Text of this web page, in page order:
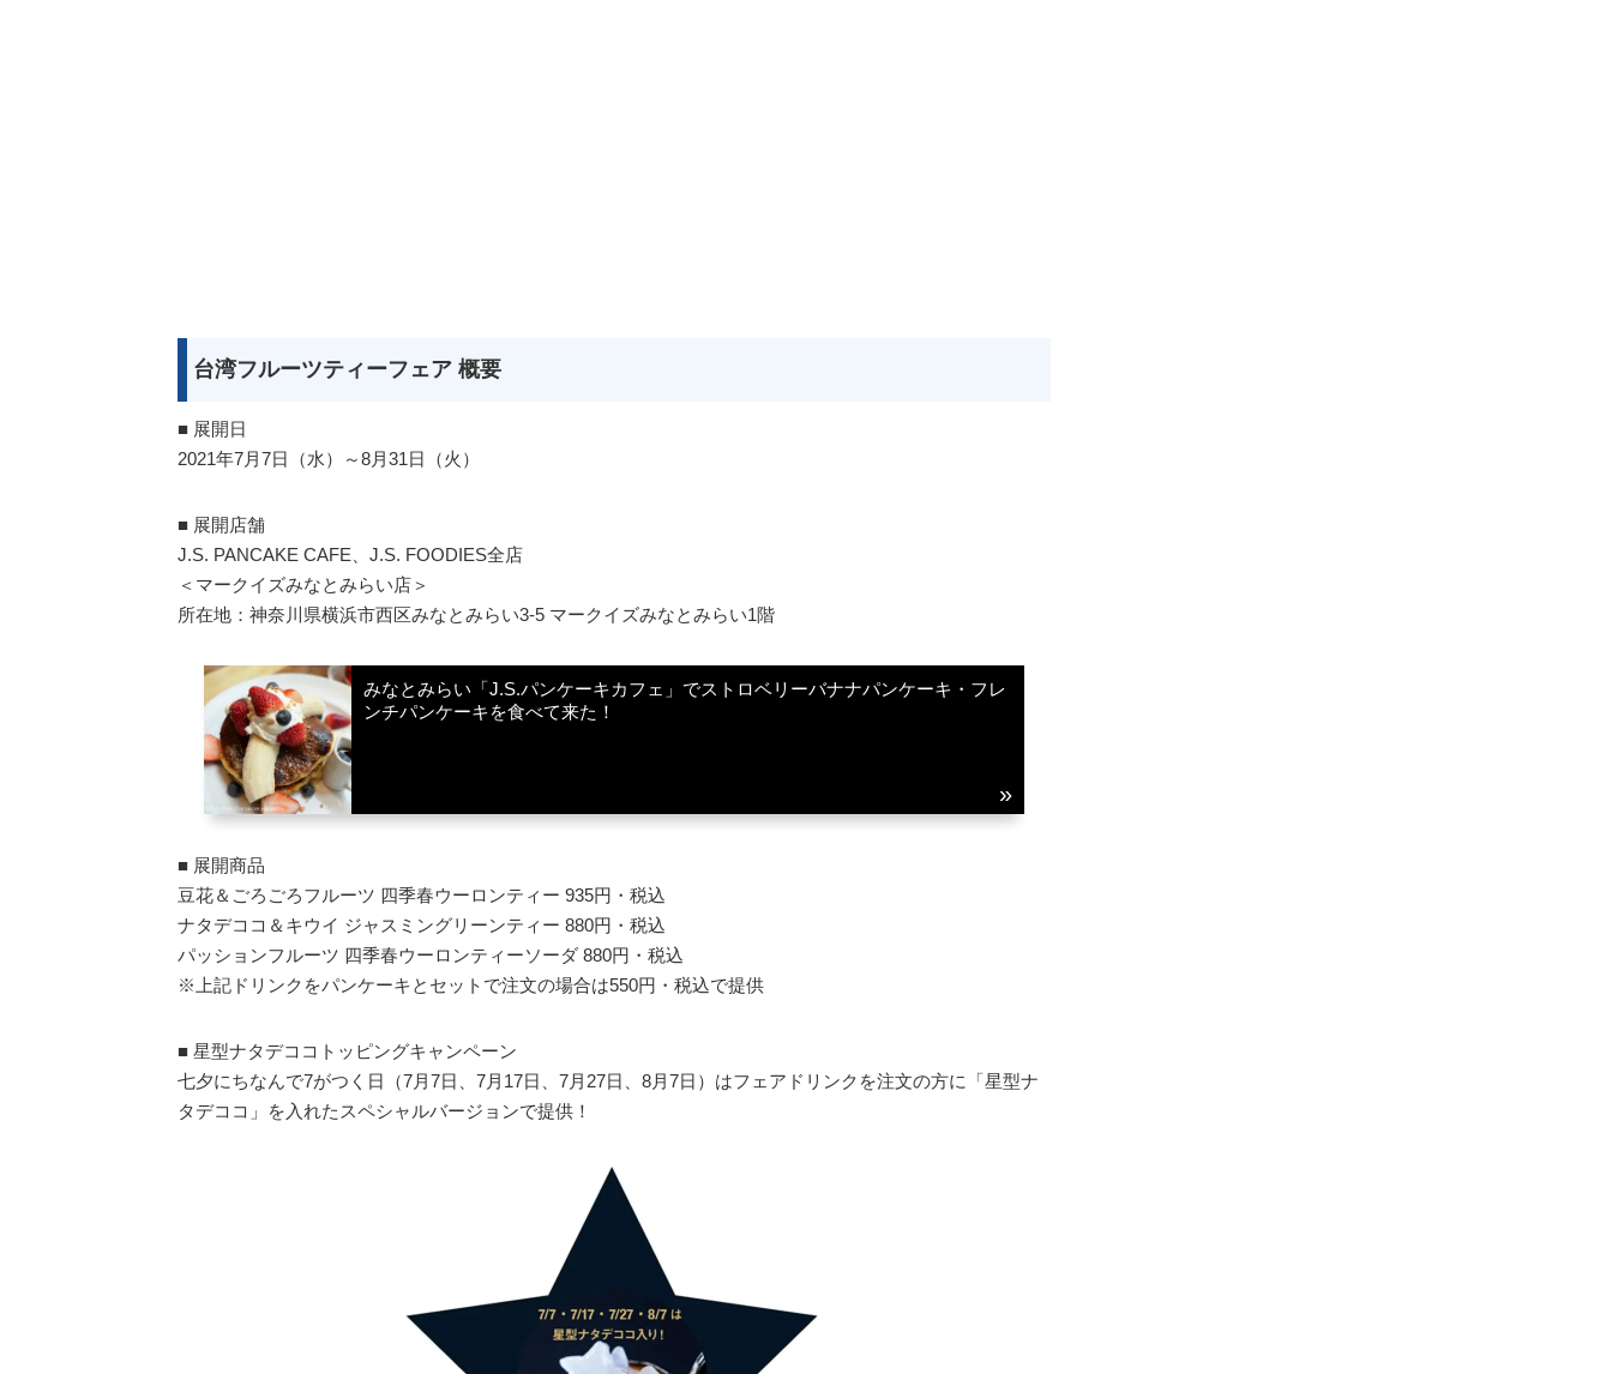
台湾フルーツティーフェア 概要
■ 展開日
2021年7月7日（水）～8月31日（火）
■ 展開店舗
J.S. PANCAKE CAFE、J.S. FOODIES全店
＜マークイズみなとみらい店＞
所在地：神奈川県横浜市西区みなとみらい3-5 マークイズみなとみらい1階
みなとみらい「J.S.パンケーキカフェ」でストロベリーバナナパンケーキ・フレ
ンチパンケーキを食べて来た！
■ 展開商品
豆花＆ごろごろフルーツ 四季春ウーロンティー 935円・税込
ナタデココ＆キウイ ジャスミングリーンティー 880円・税込
パッションフルーツ 四季春ウーロンティーソーダ 880円・税込
※上記ドリンクをパンケーキとセットで注文の場合は550円・税込で提供
■ 星型ナタデココトッピングキャンペーン
七夕にちなんで7がつく日（7月7日、7月17日、7月27日、8月7日）はフェアドリンクを注文の方に「星型ナ
タデココ」を入れたスペシャルバージョンで提供！